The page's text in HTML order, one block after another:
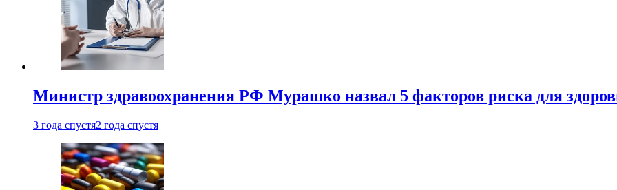
Министр здравоохранения РФ Мурашко назвал 5 факторов риска для
3 года спустя2 года спустя